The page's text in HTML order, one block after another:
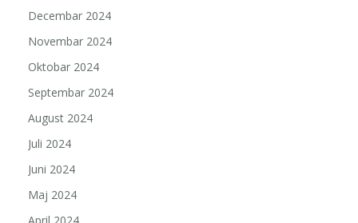
Decembar 2024
Novembar 2024
Oktobar 2024
Septembar 2024
August 2024
Juli 2024
Juni 2024
Maj 2024